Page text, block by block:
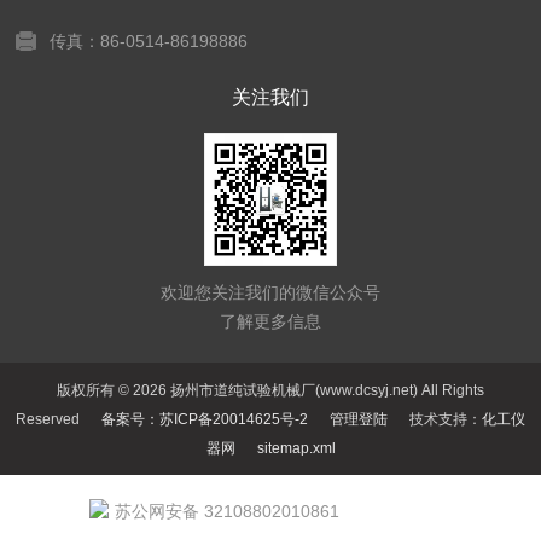
传真：86-0514-86198886
关注我们
欢迎您关注我们的微信公众号
了解更多信息
版权所有 © 2026 扬州市道纯试验机械厂(www.dcsyj.net) All Rights
Reserved 备案号：苏ICP备20014625号-2 管理登陆 技术支持： 化工仪
器网
sitemap.xml
苏公网安备 32108802010861